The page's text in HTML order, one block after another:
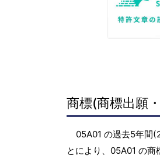
商標(商標出願
05A01 の過去5年間
とにより、05A01 の商